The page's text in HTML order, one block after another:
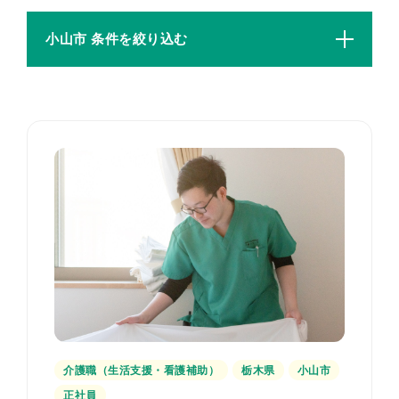
小山市 条件を絞り込む
介護職（生活支援・看護補助） 栃木県
小山市
正社員